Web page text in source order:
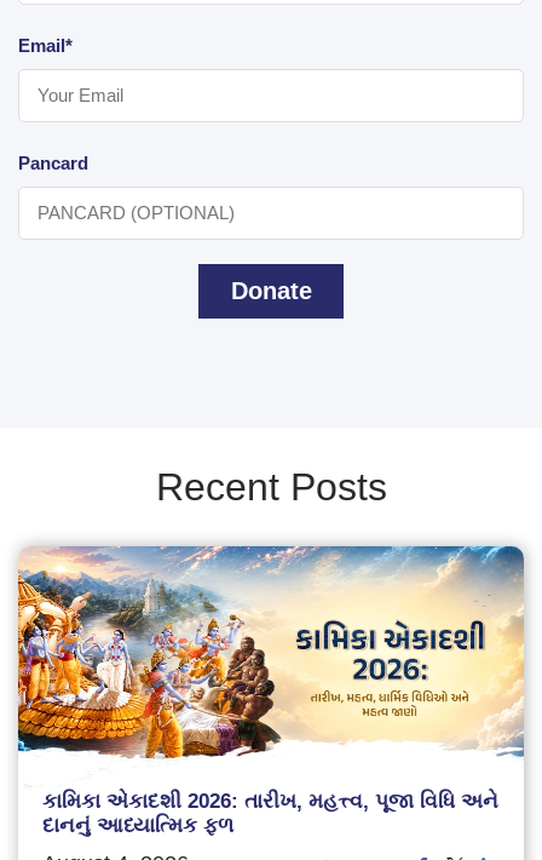
Email*
Pancard
Donate
Recent Posts
કામિકા એકાદશી 2026: તારીખ, મહત્ત્વ, પૂજા વિધિ અને
દાનનું આધ્યાત્મિક ફળ